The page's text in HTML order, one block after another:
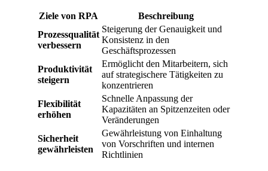
Ziele von RPA
Beschreibung
Prozessqualität
verbessern
Steigerung der Genauigkeit und
Konsistenz in den
Geschäftsprozessen
Produktivität
steigern
Ermöglicht den Mitarbeitern, sich
auf strategischere Tätigkeiten zu
konzentrieren
Flexibilität
erhöhen
Schnelle Anpassung der
Kapazitäten an Spitzenzeiten oder
Veränderungen
Sicherheit
gewährleisten
Gewährleistung von Einhaltung
von Vorschriften und internen
Richtlinien